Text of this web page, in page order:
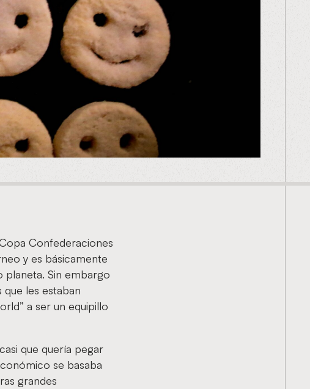
Confederaciones
y es básicamente
planeta. Sin embargo
les estaban
a ser un equipillo
que quería pegar
se basaba
grandes